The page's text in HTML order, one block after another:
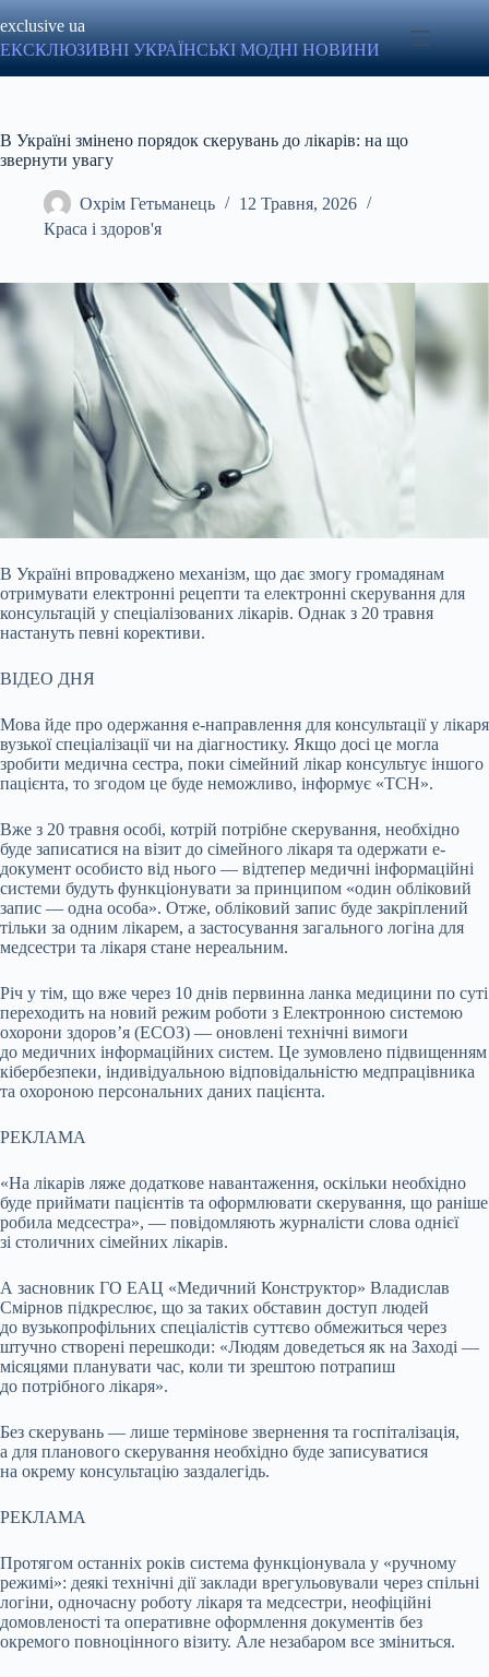
до
вмісту
exclusive ua
ЕКСКЛЮЗИВНІ УКРАЇНСЬКІ МОДНІ НОВИНИ
В Україні змінено порядок скерувань до лікарів: на що
звернути увагу
Охрім Гетьманець
12 Травня, 2026
Краса і здоров'я
В Україні впроваджено механізм, що дає змогу громадянам
отримувати електронні рецепти та електронні скерування для
консультацій у спеціалізованих лікарів. Однак з 20 травня
настануть певні корективи.
ВІДЕО ДНЯ
Мова йде про одержання е-направлення для консультації у лікаря
вузької спеціалізації чи на діагностику. Якщо досі це могла
зробити медична сестра, поки сімейний лікар консультує іншого
пацієнта, то згодом це буде неможливо, інформує «ТСН».
Вже з 20 травня особі, котрій потрібне скерування, необхідно
буде записатися на візит до сімейного лікаря та одержати е-
документ особисто від нього — відтепер медичні інформаційні
системи будуть функціонувати за принципом «один обліковий
запис — одна особа». Отже, обліковий запис буде закріплений
тільки за одним лікарем, а застосування загального логіна для
медсестри та лікаря стане нереальним.
Річ у тім, що вже через 10 днів первинна ланка медицини по суті
переходить на новий режим роботи з Електронною системою
охорони здоров’я (ЕСОЗ) — оновлені технічні вимоги
до медичних інформаційних систем. Це зумовлено підвищенням
кібербезпеки, індивідуальною відповідальністю медпрацівника
та охороною персональних даних пацієнта.
РЕКЛАМА
«На лікарів ляже додаткове навантаження, оскільки необхідно
буде приймати пацієнтів та оформлювати скерування, що раніше
робила медсестра», — повідомляють журналісти слова однієї
зі столичних сімейних лікарів.
А засновник ГО ЕАЦ «Медичний Конструктор» Владислав
Смірнов підкреслює, що за таких обставин доступ людей
до вузькопрофільних спеціалістів суттєво обмежиться через
штучно створені перешкоди: «Людям доведеться як на Заході —
місяцями планувати час, коли ти зрештою потрапиш
до потрібного лікаря».
Без скерувань — лише термінове звернення та госпіталізація,
а для планового скерування необхідно буде записуватися
на окрему консультацію заздалегідь.
РЕКЛАМА
Протягом останніх років система функціонувала у «ручному
режимі»: деякі технічні дії заклади врегульовували через спільні
логіни, одночасну роботу лікаря та медсестри, неофіційні
домовленості та оперативне оформлення документів без
окремого повноцінного візиту. Але незабаром все зміниться.